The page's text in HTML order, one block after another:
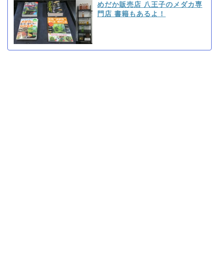
めだか販売店 八王子のメダカ専
門店 書籍もあるよ！